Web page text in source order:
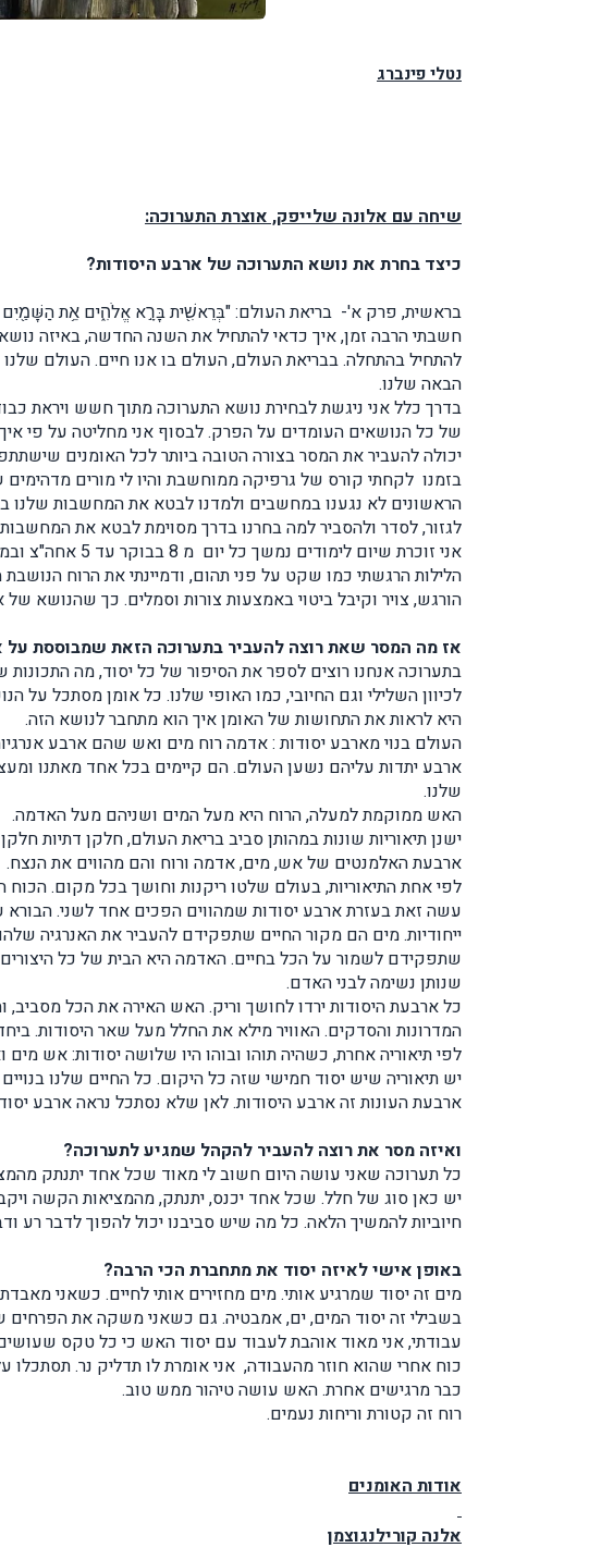
נטלי פינברג
שיחה עם אלונה שלייפק, אוצרת התערוכה:
כיצד בחרת את נושא התערוכה של ארבע היסודות?
בראשית, פרק א'- בריאת העולם: "בְּרֵאשִׁ֖ית בָּרָ֣א אֱלֹהִ֑ים אֵ֥ת הַשָּׁמַ֖יִם
חשבתי הרבה זמן, איך כדאי להתחיל את השנה החדשה, באיזה
להתחיל בהתחלה. בבריאת העולם, העולם בו אנו חיים. העולם
הבאה שלנו.
בדרך כלל אני ניגשת לבחירת נושא התערוכה מתוך חשש ויראת
של כל הנושאים העומדים על הפרק. לבסוף אני מחליטה על פי
יכולה להעביר את המסר בצורה הטובה ביותר לכל האומנים
בזמנו לקחתי קורס של גרפיקה ממוחשבת והיו לי מורים
הראשונים לא נגענו במחשבים ולמדנו לבטא את המחשבות שלנו
לגזור, לסדר ולהסביר למה בחרנו בדרך מסוימת לבטא את
אני זוכרת שיום
הלילות הרגשתי כמו שקט על פני תהום, ודמיינתי את הרוח
הורגש, צויר וקיבל ביטוי באמצעות צורות וסמלים. כך שהנושא
אז מה המסר שאת רוצה להעביר בתערוכה הזאת שמבוססת על
בתערוכה אנחנו רוצים לספר את הסיפור של כל יסוד, מה התכונות
לכיוון השלילי וגם החיובי, כמו האופי שלנו. כל אומן מסתכל על
היא לראות את התחושות של האומן איך הוא מתחבר לנושא הזה.
העולם בנוי מארבע יסודות : אדמה רוח מים ואש שהם ארבע
ארבע יתדות עליהם נשען העולם. הם קיימים בכל אחד מאתנו
שלנו.
האש ממוקמת למעלה, הרוח היא מעל המים ושניהם מעל האדמה.
ישנן תיאוריות שונות במהותן סביב בריאת העולם, חלקן דתיות
ארבעת האלמנטים של אש, מים, אדמה ורוח והם מהווים את הנצח.
לפי אחת התיאוריות, בעולם שלטו ריקנות וחושך בכל מקום.
עשה זאת בעזרת ארבע יסודות שמהווים הפכים אחד לשני. הבורא
ייחודיות. מים הם מקור החיים שתפקידם להעביר את האנרגיה
שתפקידם לשמור על הכל בחיים. האדמה היא הבית של כל היצורים
שנותן נשימה לבני האדם.
כל ארבעת היסודות ירדו לחושך וריק. האש האירה את הכל
המדרונות והסדקים. האוויר מילא את החלל מעל שאר היסודות.
לפי תיאוריה אחרת, כשהיה תוהו ובוהו היו שלושה יסודות: אש מים
יש תיאוריה שיש יסוד חמישי שזה כל היקום. כל החיים שלנו
ארבעת העונות זה ארבע היסודות. לאן שלא נסתכל נראה ארבע
ואיזה מסר את רוצה להעביר להקהל שמגיע לתערוכה?
כל תערוכה שאני עושה היום חשוב לי מאוד שכל אחד יתנתק
יש כאן סוג של חלל. שכל אחד יכנס, יתנתק, מהמציאות הקשה
חיוביות להמשיך הלאה. כל מה שיש סביבנו יכול להפוך לדבר רע
באופן אישילאיזה יסוד את מתחברת הכי הרבה?
מים זה יסוד שמרגיע אותי. מים מחזירים אותי לחיים. כשאני
בשבילי זה יסוד המים, ים, אמבטיה. גם כשאני משקה את הפרחים
עבודתי, אני מאוד אוהבת לעבוד עם יסוד האש כי כל טקס
כוח אחרי שהוא חוזר מהעבודה, אני אומרת לו תדליק נר.
כבר מרגישים אחרת. האש עושה טיהור ממש טוב.
רוח זה קטורת וריחות נעמים.
אודות האומנים
אלנה קורילנגוצמן